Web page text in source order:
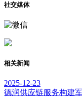
社交媒体
相关新闻
2025-12-23
德润供应链服务构建